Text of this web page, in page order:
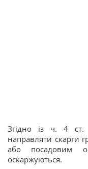
Згідно із ч. 4 ст.
направляти скарги
або посадовим
оскаржуються.